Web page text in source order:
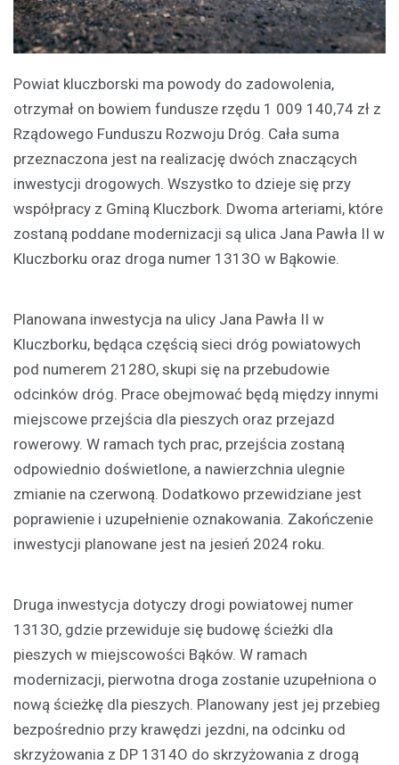
Powiat kluczborski ma powody do zadowolenia,
otrzymał on bowiem fundusze rzędu 1 009 140,74 zł z
Rządowego Funduszu Rozwoju Dróg. Cała suma
przeznaczona jest na realizację dwóch znaczących
inwestycji drogowych. Wszystko to dzieje się przy
współpracy z Gminą Kluczbork. Dwoma arteriami, które
zostaną poddane modernizacji są ulica Jana Pawła II w
Kluczborku oraz droga numer 1313O w Bąkowie.
Planowana inwestycja na ulicy Jana Pawła II w
Kluczborku, będąca częścią sieci dróg powiatowych
pod numerem 2128O, skupi się na przebudowie
odcinków dróg. Prace obejmować będą między innymi
miejscowe przejścia dla pieszych oraz przejazd
rowerowy. W ramach tych prac, przejścia zostaną
odpowiednio doświetlone, a nawierzchnia ulegnie
zmianie na czerwoną. Dodatkowo przewidziane jest
poprawienie i uzupełnienie oznakowania. Zakończenie
inwestycji planowane jest na jesień 2024 roku.
Druga inwestycja dotyczy drogi powiatowej numer
1313O, gdzie przewiduje się budowę ścieżki dla
pieszych w miejscowości Bąków. W ramach
modernizacji, pierwotna droga zostanie uzupełniona o
nową ścieżkę dla pieszych. Planowany jest jej przebieg
bezpośrednio przy krawędzi jezdni, na odcinku od
skrzyżowania z DP 1314O do skrzyżowania z drogą